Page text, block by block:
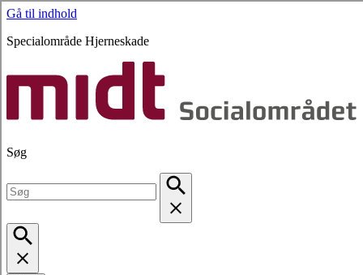
Gå til indhold
Specialområde Hjerneskade
Søg